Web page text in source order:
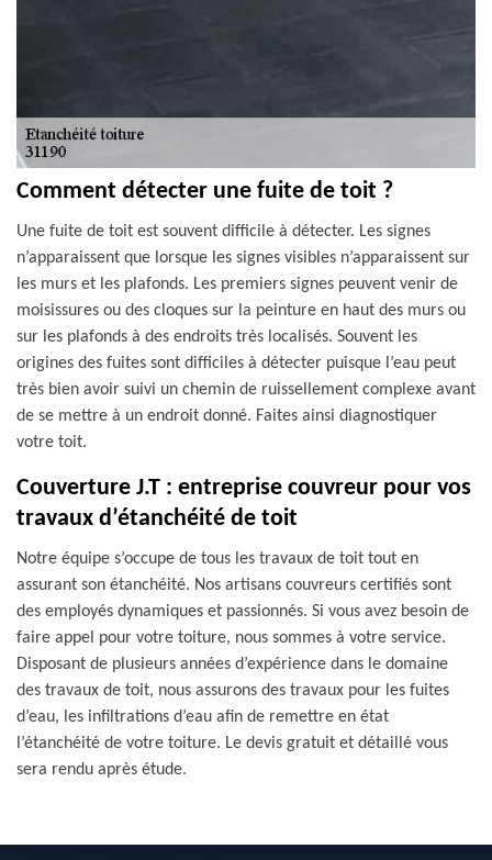
Comment détecter une fuite de toit ?
Une fuite de toit est souvent difficile à détecter. Les signes
n’apparaissent que lorsque les signes visibles n’apparaissent sur
les murs et les plafonds. Les premiers signes peuvent venir de
moisissures ou des cloques sur la peinture en haut des murs ou
sur les plafonds à des endroits très localisés. Souvent les
origines des fuites sont difficiles à détecter puisque l’eau peut
très bien avoir suivi un chemin de ruissellement complexe avant
de se mettre à un endroit donné. Faites ainsi diagnostiquer
votre toit.
Couverture J.T : entreprise couvreur pour vos
travaux d’étanchéité de toit
Notre équipe s’occupe de tous les travaux de toit tout en
assurant son étanchéité. Nos artisans couvreurs certifiés sont
des employés dynamiques et passionnés. Si vous avez besoin de
faire appel pour votre toiture, nous sommes à votre service.
Disposant de plusieurs années d’expérience dans le domaine
des travaux de toit, nous assurons des travaux pour les fuites
d’eau, les infiltrations d’eau afin de remettre en état
l’étanchéité de votre toiture. Le devis gratuit et détaillé vous
sera rendu après étude.